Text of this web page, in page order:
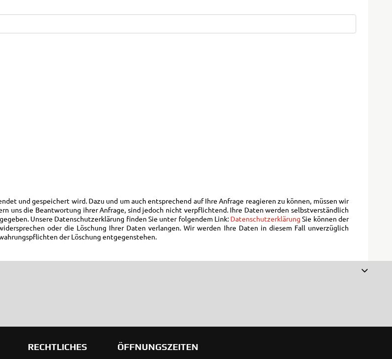
und gespeichert wird. Dazu und um auch entsprechend auf Ihre Anfrage reagieren zu können, müssen wir
uns die Beantwortung ihrer Anfrage, sind jedoch nicht verpflichtend. Ihre Daten werden selbstverständlich
Unsere Datenschutzerklärung finden Sie unter folgendem Link: Datenschutzerklärung Sie können der
oder die Löschung Ihrer Daten verlangen. Wir werden Ihre Daten in diesem Fall unverzüglich
der Löschung entgegenstehen.
RECHTLICHES
ÖFFNUNGSZEITEN